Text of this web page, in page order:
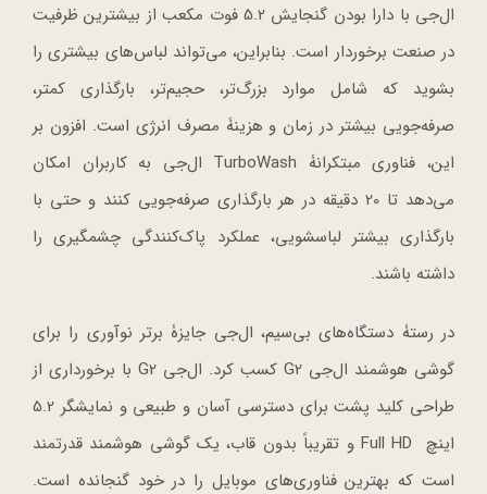
ال‌جی با دارا بودن گنجایش 5.2 فوت مکعب از بیشترین ظرفیت
در صنعت برخوردار است. بنابراین، می‌تواند لباس‌های بیشتری را
بشوید که شامل موارد بزرگ‌تر، حجیم‌تر، بارگذاری کمتر،
صرفه‌جویی بیشتر در زمان و هزینۀ مصرف انرژی است. افزون بر
این، فناوری مبتکرانۀ TurboWash ال‌جی به کاربران امکان
می‌دهد تا 20 دقیقه در هر بارگذاری صرفه‌جویی کنند و حتی با
بارگذاری بیشتر لباسشویی، عملکرد پاک‎‌کنندگی چشمگیری را
داشته باشند.
در رستۀ دستگاه‌های بی‌سیم، ال‌جی جایزۀ برتر نوآوری را برای
گوشی هوشمند ال‌جی G2 کسب کرد. ال‌جی G2 با برخورداری از
طراحی کلید پشت برای دسترسی آسان و طبیعی و نمایشگر 5.2
اینچ Full HD و تقریباً بدون قاب، یک گوشی هوشمند قدرتمند
است که بهترین فناوری‌های موبایل را در خود گنجانده است.